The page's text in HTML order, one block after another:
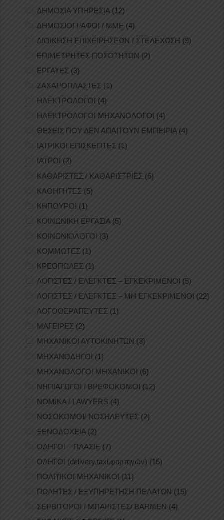
ΔΗΜΟΣΙΑ ΥΠΗΡΕΣΙΑ(12)
ΔΗΜΟΣΙΟΓΡΑΦΟΙ / ΜΜΕ (4)
ΔΙΟΙΚΗΣΗ ΕΠΙΧΕΙΡΗΣΕΩΝ / ΣΤΕΛΕΧΩΣΗ (9)
ΕΠΙΜΕΤΡΗΤΕΣ ΠΟΣΟΤΗΤΩΝ (2)
ΕΡΓΑΤΕΣ (3)
ΖΑΧΑΡΟΠΛΑΣΤΕΣ (1)
ΗΛΕΚΤΡΟΛΟΓΟΙ (4)
ΗΛΕΚΤΡΟΛΟΓΟΙ ΜΗΧΑΝΟΛΟΓΟΙ (4)
ΘΕΣΕΙΣ ΠΟΥ ΔΕΝ ΑΠΑΙΤΟΥΝ ΕΜΠΕΙΡΙΑ (4)
ΙΑΤΡΙΚΟΙ ΕΠΙΣΚΕΠΤΕΣ (1)
ΙΑΤΡΟΙ (2)
ΚΑΘΑΡΙΣΤΕΣ / ΚΑΘΑΡΙΣΤΡΙΕΣ (6)
ΚΑΘΗΓΗΤΕΣ (5)
ΚΗΠΟΥΡΟΙ (1)
ΚΟΙΝΩΝΙΚΗ ΕΡΓΑΣΙΑ(5)
ΚΟΙΝΩΝΙΟΛΟΓΟΙ (3)
ΚΟΜΜΩΤΕΣ (1)
ΚΡΕΟΠΩΛΕΣ (1)
ΛΟΓΙΣΤΕΣ / ΕΛΕΓΚΤΕΣ – ΕΓΚΕΚΡΙΜΕΝΟΙ (5)
ΛΟΓΙΣΤΕΣ / ΕΛΕΓΚΤΕΣ – ΜΗ ΕΓΚΕΚΡΙΜΕΝΟΙ (22)
ΛΟΓΟΘΕΡΑΠΕΥΤΕΣ (1)
ΜΑΓΕΙΡΕΣ (2)
ΜΗΧΑΝΙΚΟΙ ΑΥΤΟΚΙΝΗΤΩΝ (3)
ΜΗΧΑΝΟΔΗΓΟΙ (1)
ΜΗΧΑΝΟΛΟΓΟΙ ΜΗΧΑΝΙΚΟΙ (6)
ΝΗΠΙΑΓΩΓΟΙ / ΒΡΕΦΟΚΟΜΟΙ (12)
ΝΟΜΙΚΑ / LAWYERS (4)
ΝΟΣΟΚΟΜΟΙ/ ΝΟΣΗΛΕΥΤΕΣ (2)
ΞΕΝΟΔΟΧΕΙΑ(2)
ΟΔΗΓΟΙ – ΠΛΑΣΙΕ (7)
ΟΔΗΓΟΙ (delivery,taxi,φορτηγών) (15)
ΠΟΛΙΤΙΚΟΙ ΜΗΧΑΝΙΚΟΙ (11)
ΠΩΛΗΤΕΣ / ΕΞΥΠΗΡΕΤΗΣΗ ΠΕΛΑΤΩΝ (15)
ΣΕΡΒΙΤΟΡΟΙ / ΜΠΑΡΙΣΤΕΣ/ BARMEN (4)